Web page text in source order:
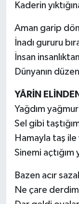
Kaderin
Aman garip
İnadı gururu
İnsan
Dünyanın
YÂRİN ELİNDEN
Yağdım
Sel gibi
Hamayla taş
Sinemi açtığım
Bazen acır
Ne çare